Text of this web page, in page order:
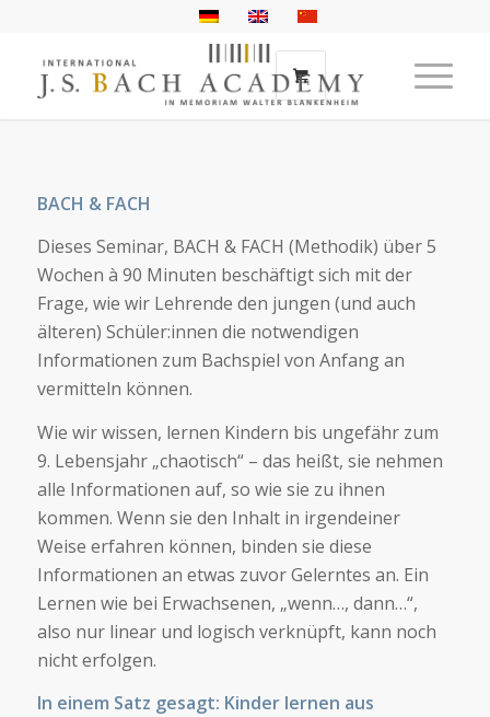
BACH & FACH
Dieses Seminar, BACH & FACH (Methodik) über 5
Wochen à 90 Minuten beschäftigt sich mit der
Frage, wie wir Lehrende den jungen (und auch
älteren) Schüler:innen die notwendigen
Informationen zum Bachspiel von Anfang an
vermitteln können.
Wie wir wissen, lernen Kindern bis ungefähr zum
9. Lebensjahr „chaotisch“ – das heißt, sie nehmen
alle Informationen auf, so wie sie zu ihnen
kommen. Wenn sie den Inhalt in irgendeiner
Weise erfahren können, binden sie diese
Informationen an etwas zuvor Gelerntes an. Ein
Lernen wie bei Erwachsenen, „wenn…, dann…“,
also nur linear und logisch verknüpft, kann noch
nicht erfolgen.
In einem Satz gesagt: Kinder lernen aus